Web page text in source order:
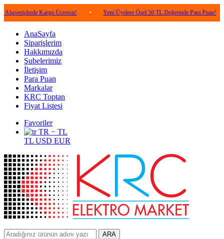
Kargo Ücretsiz! • Yeni Üyelere Özel 50 TL Değerinde Para Puan! •
AnaSayfa
Siparişlerim
Hakkımızda
Şubelerimiz
İletişim
Para Puan
Markalar
KRC Toptan
Fiyat Listesi
Favoriler
TR − TL
TL USD EUR
ARA